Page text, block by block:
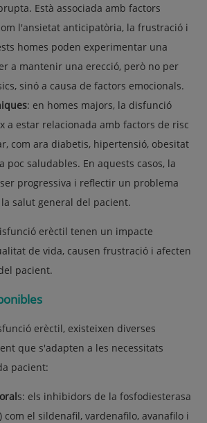
Està associada amb factors
l'ansietat anticipatòria, la frustració i
homes poden experimentar una
a mantenir una erecció, però no per
sinó a causa de factors emocionals.
: en homes majors, la disfunció
a estar relacionada amb factors de risc
com ara diabetis, hipertensió, obesitat
poc saludables. En aquests casos, la
progressiva i reflectir un problema
salut general del pacient.
erèctil tenen un impacte
de vida, causen frustració i afecten
pacient.
erèctil, existeixen diverses
que s'adapten a les necessitats
pacient:
s: els inhibidors de la fosfodiesterasa
com el sildenafil, vardenafilo, avanafilo i